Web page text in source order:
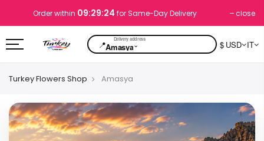
Order within 09:29:23 for Same-Day Delivery close
📍Amasya⌄ $ USD IT
Turkey Flowers Shop Amasya